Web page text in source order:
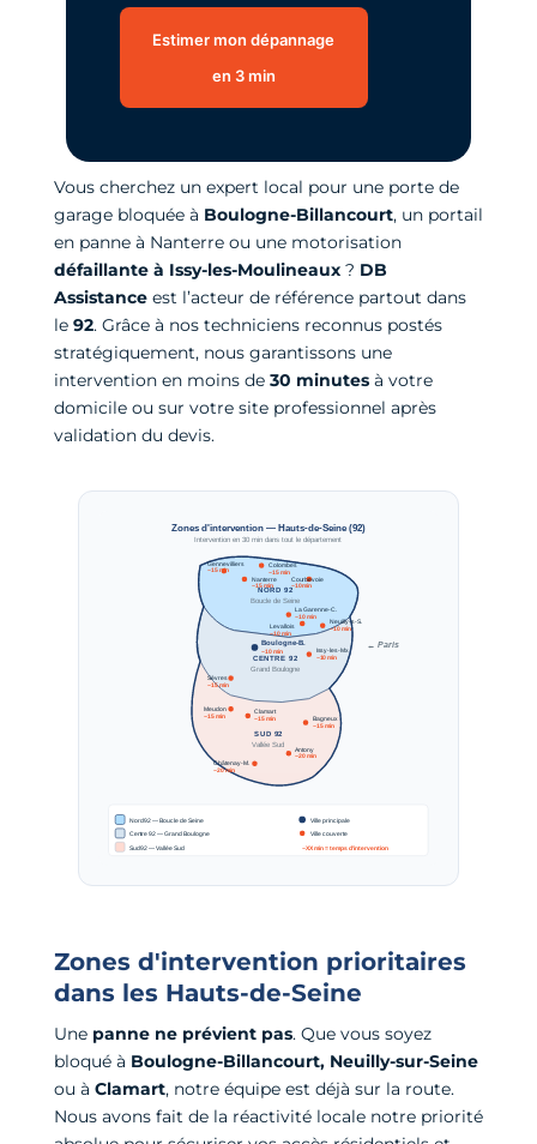
Estimer mon dépannage
en 3 min
Vous cherchez un expert local pour une porte de
garage bloquée à Boulogne-Billancourt, un portail
en panne à Nanterre ou une motorisation
défaillante à Issy-les-Moulineaux? DB
Assistanceest l’acteur de référence partout dans
le92. Grâce à nos techniciens reconnus postés
stratégiquement, nous garantissons une
intervention en moins de 30 minutesà votre
domicile ou sur votre site professionnel après
validation du devis.
Zones d'intervention prioritaires
dans les Hauts-de-Seine
Une panne ne prévient pas. Que vous soyez
bloqué à Boulogne-Billancourt, Neuilly-sur-Seine
ou à Clamart, notre équipe est déjà sur la route.
Nous avons fait de la réactivité locale notre priorité